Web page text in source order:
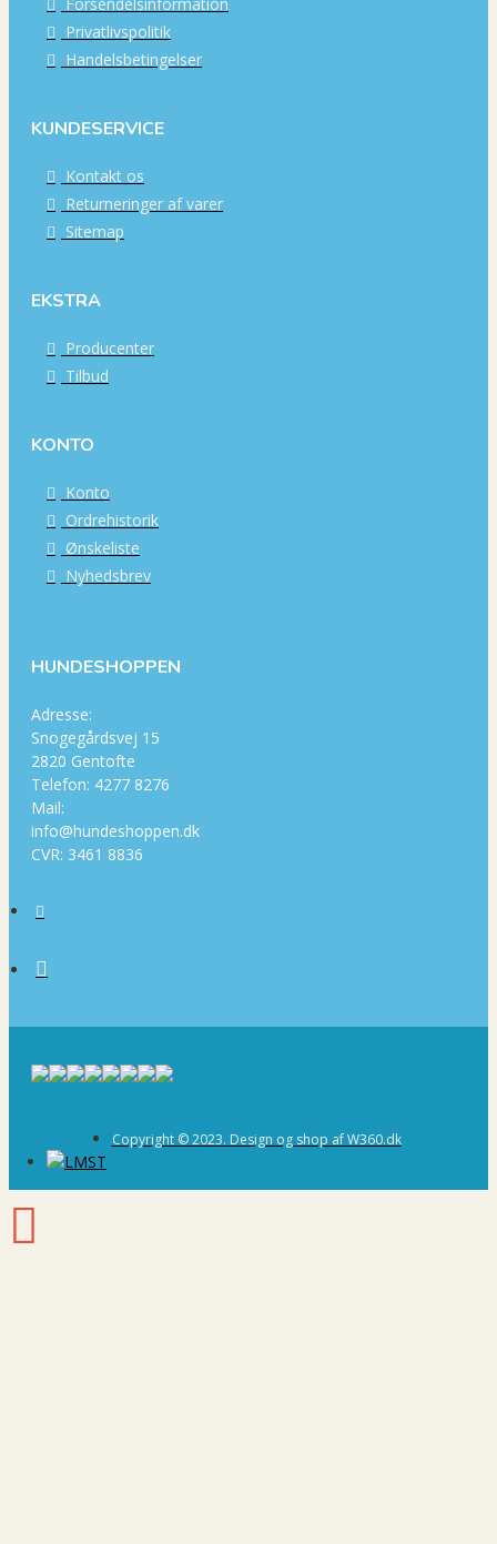
Privatlivspolitik
Handelsbetingelser
KUNDESERVICE
Kontakt os
Returneringer af varer
Sitemap
EKSTRA
Producenter
Tilbud
KONTO
Konto
Ordrehistorik
Ønskeliste
Nyhedsbrev
HUNDESHOPPEN
Adresse:
Snogegårdsvej 15
2820 Gentofte
Telefon: 4277 8276
Mail:
info@hundeshoppen.dk
CVR: 3461 8836
Copyright © 2023. Design og shop af W360.dk